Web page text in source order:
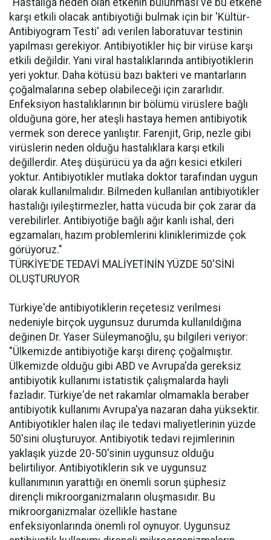
"Hastalığa neden olan etkenin bulunması ve bu etkene
karşı etkili olacak antibiyotiği bulmak için bir 'Kültür-
Antibiyogram Testi' adı verilen laboratuvar testinin
yapılması gerekiyor. Antibiyotikler hiç bir virüse karşı
etkili değildir. Yani viral hastalıklarında antibiyotiklerin
yeri yoktur. Daha kötüsü bazı bakteri ve mantarların
çoğalmalarına sebep olabileceği için zararlıdır.
Enfeksiyon hastalıklarının bir bölümü virüslere bağlı
olduğuna göre, her ateşli hastaya hemen antibiyotik
vermek son derece yanlıştır. Farenjit, Grip, nezle gibi
virüslerin neden olduğu hastalıklara karşı etkili
değillerdir. Ateş düşürücü ya da ağrı kesici etkileri
yoktur. Antibiyotikler mutlaka doktor tarafından uygun
olarak kullanılmalıdır. Bilmeden kullanılan antibiyotikler
hastalığı iyileştirmezler, hatta vücuda bir çok zarar da
verebilirler. Antibiyotiğe bağlı ağır kanlı ishal, deri
egzamaları, hazım problemlerini kliniklerimizde çok
görüyoruz."
TÜRKİYE'DE TEDAVİ MALİYETİNİN YÜZDE 50'SİNİ
OLUŞTURUYOR
Türkiye'de antibiyotiklerin reçetesiz verilmesi
nedeniyle birçok uygunsuz durumda kullanıldığına
değinen Dr. Yaser Süleymanoğlu, şu bilgileri veriyor:
"Ülkemizde antibiyotiğe karşı direnç çoğalmıştır.
Ülkemizde olduğu gibi ABD ve Avrupa'da gereksiz
antibiyotik kullanımı istatistik çalışmalarda hayli
fazladır. Türkiye'de net rakamlar olmamakla beraber
antibiyotik kullanımı Avrupa'ya nazaran daha yüksektir.
Antibiyotikler halen ilaç ile tedavi maliyetlerinin yüzde
50'sini oluşturuyor. Antibiyotik tedavi rejimlerinin
yaklaşık yüzde 20-50'sinin uygunsuz olduğu
belirtiliyor. Antibiyotiklerin sık ve uygunsuz
kullanımının yarattığı en önemli sorun şüphesiz
dirençli mikroorganizmaların oluşmasıdır. Bu
mikroorganizmalar özellikle hastane
enfeksiyonlarında önemli rol oynuyor. Uygunsuz